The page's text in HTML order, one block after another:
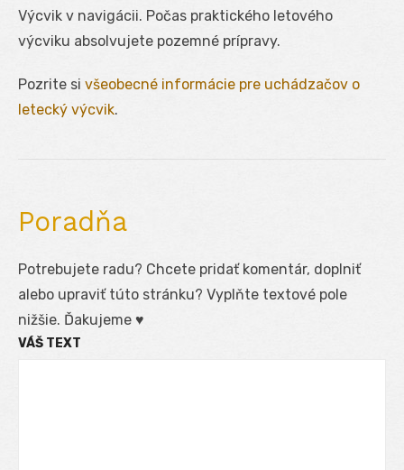
Výcvik v navigácii. Počas praktického letového
výcviku absolvujete pozemné prípravy.
Pozrite si všeobecné informácie pre uchádzačov o
letecký výcvik.
Poradňa
Potrebujete radu? Chcete pridať komentár, doplniť
alebo upraviť túto stránku? Vyplňte textové pole
nižšie. Ďakujeme ♥
VÁŠ TEXT